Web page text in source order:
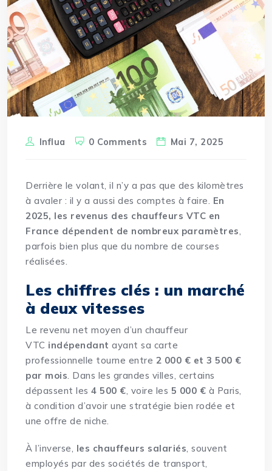
Influa 0 Comments Mai 7, 2025
Derrière le volant, il n’y a pas que des kilomètres
à avaler : il y a aussi des comptes à faire. En
2025, les revenus des chauffeurs VTC en
France dépendent de nombreux paramètres,
parfois bien plus que du nombre de courses
réalisées.
Les chiffres clés : un marché
à deux vitesses
Le revenu net moyend’un chauffeur
VTC indépendant ayant sa carte
professionnelle tourne entre 2 000 € et 3 500 €
par mois. Dans les grandes villes, certains
dépassent les4 500 €, voire les 5 000 € à Paris,
à condition d’avoir une stratégie bien rodée et
une offre de niche.
À l’inverse, les chauffeurs salariés, souvent
employés par des sociétés de transport,